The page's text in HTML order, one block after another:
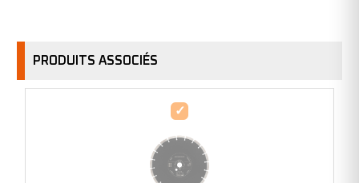
PRODUITS ASSOCIÉS
Disque
pour